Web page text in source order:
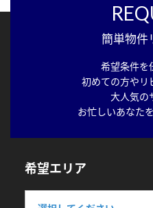
簡単物件
希望条件を
初めての方やリ
大人気の
お忙しいあなた
希望エリア